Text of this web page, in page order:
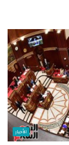
الأخبار